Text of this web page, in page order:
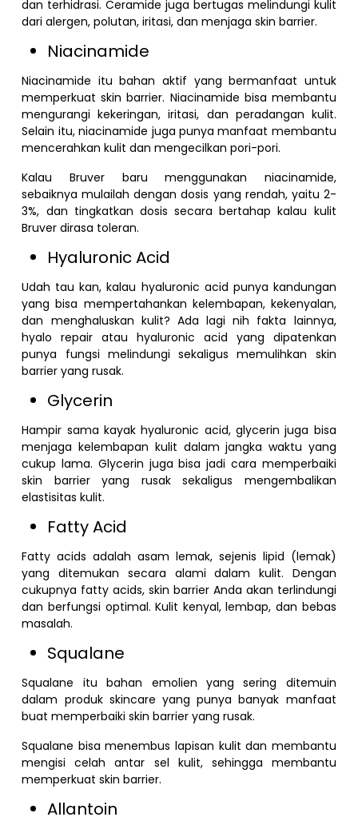
dan terhidrasi. Ceramide juga bertugas melindungi kulit
dari alergen, polutan, iritasi, dan menjaga skin barrier.
Niacinamide
Niacinamide itu bahan aktif yang bermanfaat untuk
memperkuat skin barrier. Niacinamide bisa membantu
mengurangi kekeringan, iritasi, dan peradangan kulit.
Selain itu, niacinamide juga punya manfaat membantu
mencerahkan kulit dan mengecilkan pori-pori.
Kalau Bruver baru menggunakan niacinamide,
sebaiknya mulailah dengan dosis yang rendah, yaitu 2-
3%, dan tingkatkan dosis secara bertahap kalau kulit
Bruver dirasa toleran.
Hyaluronic Acid
Udah tau kan, kalau hyaluronic acid punya kandungan
yang bisa mempertahankan kelembapan, kekenyalan,
dan menghaluskan kulit? Ada lagi nih fakta lainnya,
hyalo repair atau hyaluronic acid yang dipatenkan
punya fungsi melindungi sekaligus memulihkan skin
barrier yang rusak.
Glycerin
Hampir sama kayak hyaluronic acid, glycerin juga bisa
menjaga kelembapan kulit dalam jangka waktu yang
cukup lama. Glycerin juga bisa jadi cara memperbaiki
skin barrier yang rusak sekaligus mengembalikan
elastisitas kulit.
Fatty Acid
Fatty acids adalah asam lemak, sejenis lipid (lemak)
yang ditemukan secara alami dalam kulit. Dengan
cukupnya fatty acids, skin barrier Anda akan terlindungi
dan berfungsi optimal. Kulit kenyal, lembap, dan bebas
masalah.
Squalane
Squalane itu bahan emolien yang sering ditemuin
dalam produk skincare yang punya banyak manfaat
buat memperbaiki skin barrier yang rusak.
Squalane bisa menembus lapisan kulit dan membantu
mengisi celah antar sel kulit, sehingga membantu
memperkuat skin barrier.
Allantoin